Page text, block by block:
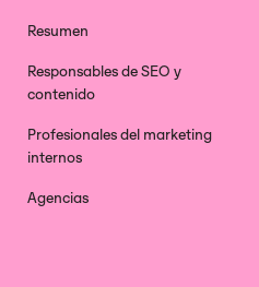
Resumen
Responsables de SEO y
contenido
Profesionales del marketing
internos
Agencias